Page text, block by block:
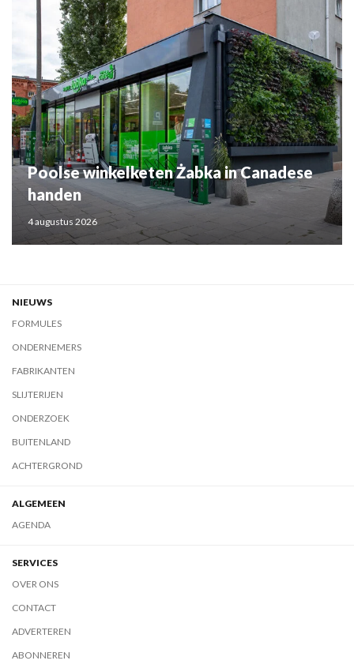
Poolse winkelketen Żabka in Canadese
handen
4 augustus 2026
NIEUWS
FORMULES
ONDERNEMERS
FABRIKANTEN
SLIJTERIJEN
ONDERZOEK
BUITENLAND
ACHTERGROND
ALGEMEEN
AGENDA
SERVICES
OVER ONS
CONTACT
ADVERTEREN
ABONNEREN